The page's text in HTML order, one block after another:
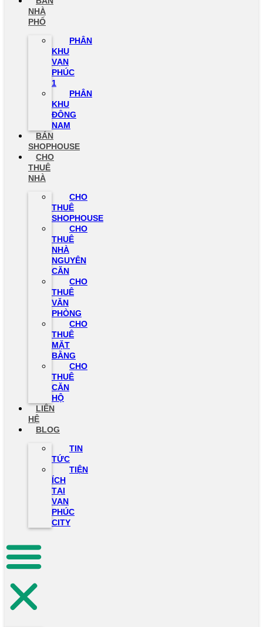
NHÀ
PHỐ
PHÂN
KHU
VẠN
PHÚC
1
PHÂN
KHU
ĐÔNG
NAM
BÁN
SHOPHOUSE
CHO
THUÊ
NHÀ
CHO
THUÊ
SHOPHOUSE
CHO
THUÊ
NHÀ
NGUYÊN
CĂN
CHO
THUÊ
VĂN
PHÒNG
CHO
THUÊ
MẶT
BẰNG
CHO
THUÊ
CĂN
HỘ
LIÊN
HỆ
BLOG
TIN
TỨC
TIỆN
ÍCH
TẠI
VẠN
PHÚC
CITY